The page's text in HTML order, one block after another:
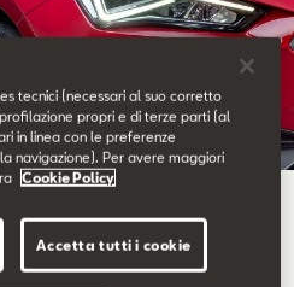
anche
tecnici (necessari al suo corretto
propri e di terze parti (al
in linea con le preferenze
navigazione). Per avere maggiori
Cookie Policy
Accetta tutti i cookie